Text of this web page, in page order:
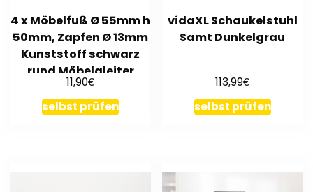
4 x Möbelfuß Ø 55mm h
50mm, Zapfen Ø 13mm
Kunststoff schwarz
rund Möbelgleiter
11,90€
selbst prüfen
vidaXL Schaukelstuhl
Samt Dunkelgrau
113,99€
selbst prüfen